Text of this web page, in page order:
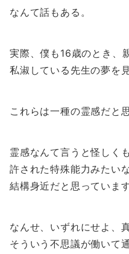
なんて話もある。
実際、僕も16歳のとき、
私淑している先生の夢を
これらは一種の霊感だと
霊感なんて言うと怪しく
許された特殊能力みたい
結構身近だと思っています
なんせ、いずれにせよ、
そういう不思議が働いて